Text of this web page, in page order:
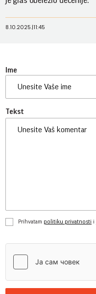
8.10.2025.|11:45
Ime
Tekst
Prihvatam politiku privatnosti i